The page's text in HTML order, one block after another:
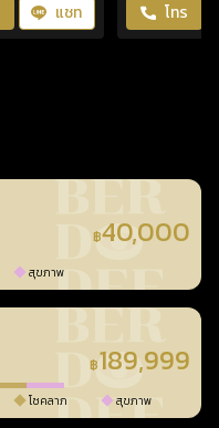
แชท โทร
฿40,000
สุขภาพ
฿189,999
โชคลาภ สุขภาพ